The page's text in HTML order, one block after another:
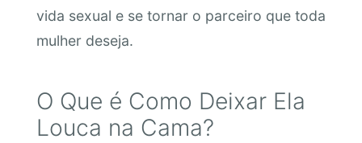
vida sexual e se tornar o parceiro que toda
mulher deseja.
O Que é Como Deixar Ela
Louca na Cama?